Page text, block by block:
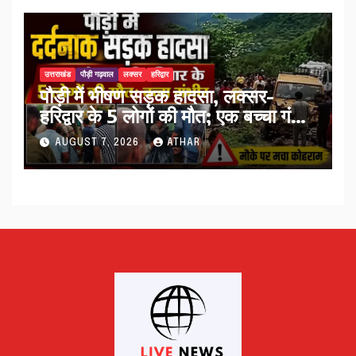
उत्तराखंड पौड़ी गढ़वाल लक्सर हरिद्वार
पौड़ी में भीषण सड़क हादसा, लक्सर-
हरिद्वार के 5 लोगों की मौत; एक बच्चा गंभीर
घायल…
AUGUST 7, 2026 ATHAR